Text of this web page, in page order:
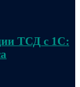
ТСД с 1С: